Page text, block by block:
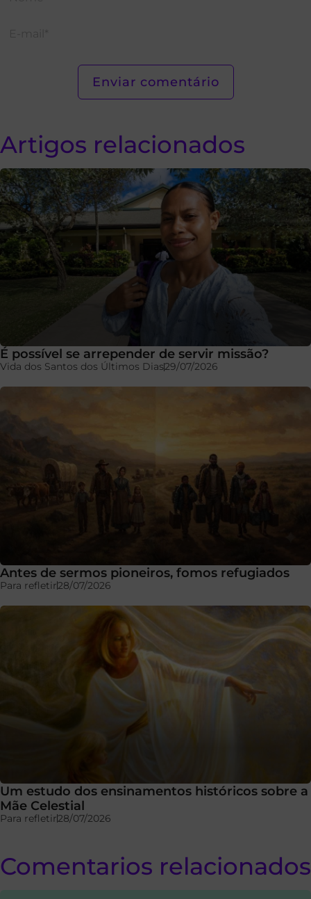
Artigos relacionados
É possível se arrepender de servir missão?
Vida dos Santos dos Últimos Dias29/07/2026
Antes de sermos pioneiros, fomos refugiados
Para refletir28/07/2026
Um estudo dos ensinamentos históricos sobre a
Mãe Celestial
Para refletir28/07/2026
Comentarios relacionados